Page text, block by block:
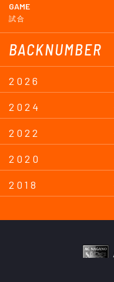
GAME
試合
BACKNUMBER
2026
2024
2022
2020
2018